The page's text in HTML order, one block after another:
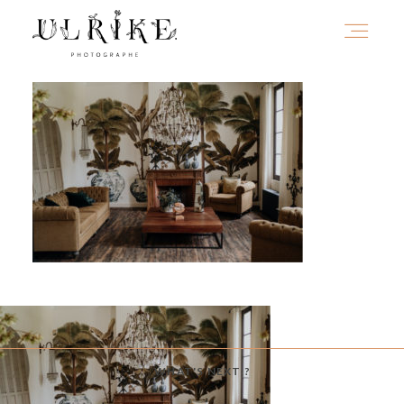
WHAT'S NEXT ?
HOME
A PROPOS
PORTFOLIO
INFOS
JOURNAL